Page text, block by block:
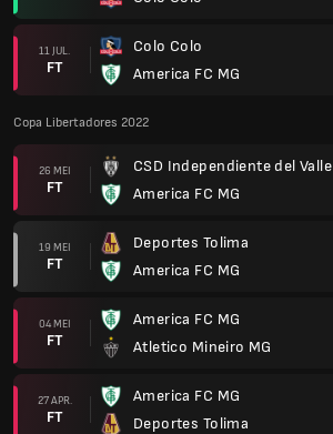
11 JUL.
FT
Colo Colo
America FC MG
Copa Libertadores 2022
26 MEI
FT
CSD Independiente del Valle
America FC MG
19 MEI
FT
Deportes Tolima
America FC MG
04 MEI
FT
America FC MG
Atletico Mineiro MG
27 APR.
FT
America FC MG
Deportes Tolima